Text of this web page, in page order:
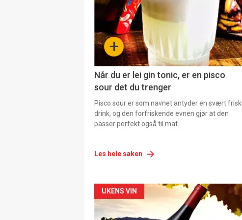
+
Når du er lei gin tonic, er en pisco
sour det du trenger
Pisco sour er som navnet antyder en svært frisk
drink, og den forfriskende evnen gjør at den
passer perfekt også til mat.
Les hele saken
Forsiden
akkurat
UKENS VIN